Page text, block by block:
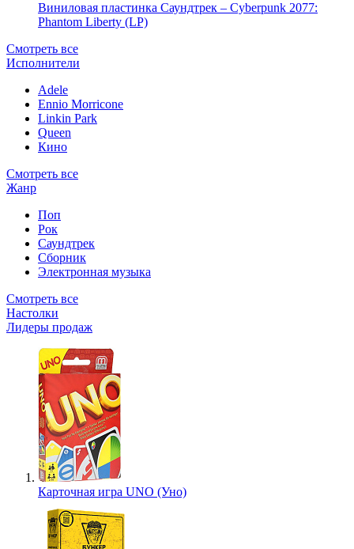
Виниловая пластинка Саундтрек – Cyberpunk 2077:
Phantom Liberty (LP)
Смотреть все
Исполнители
Adele
Ennio Morricone
Linkin Park
Queen
Кино
Смотреть все
Жанр
Поп
Рок
Саундтрек
Сборник
Электронная музыка
Смотреть все
Настолки
Лидеры продаж
Карточная игра UNO (Уно)